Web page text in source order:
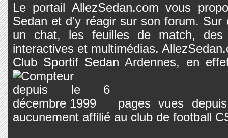
Le portail AllezSedan.com vous
Sedan et d'y réagir sur son forum.
un chat, les feuilles de match, des
interactives et multimédias.
Club Sportif Sedan Ardennes, en
pages vues
aucunement affilié au club de football